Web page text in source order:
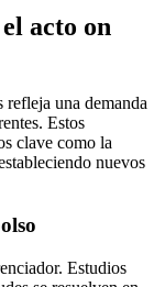
acto on
una demanda
Estos
clave como la
nuevos
Estudios